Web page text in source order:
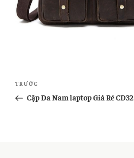
Điều
hướng
Bài
cũ
TRƯỚC
Cặp Da Nam laptop Giá Rẻ CD32